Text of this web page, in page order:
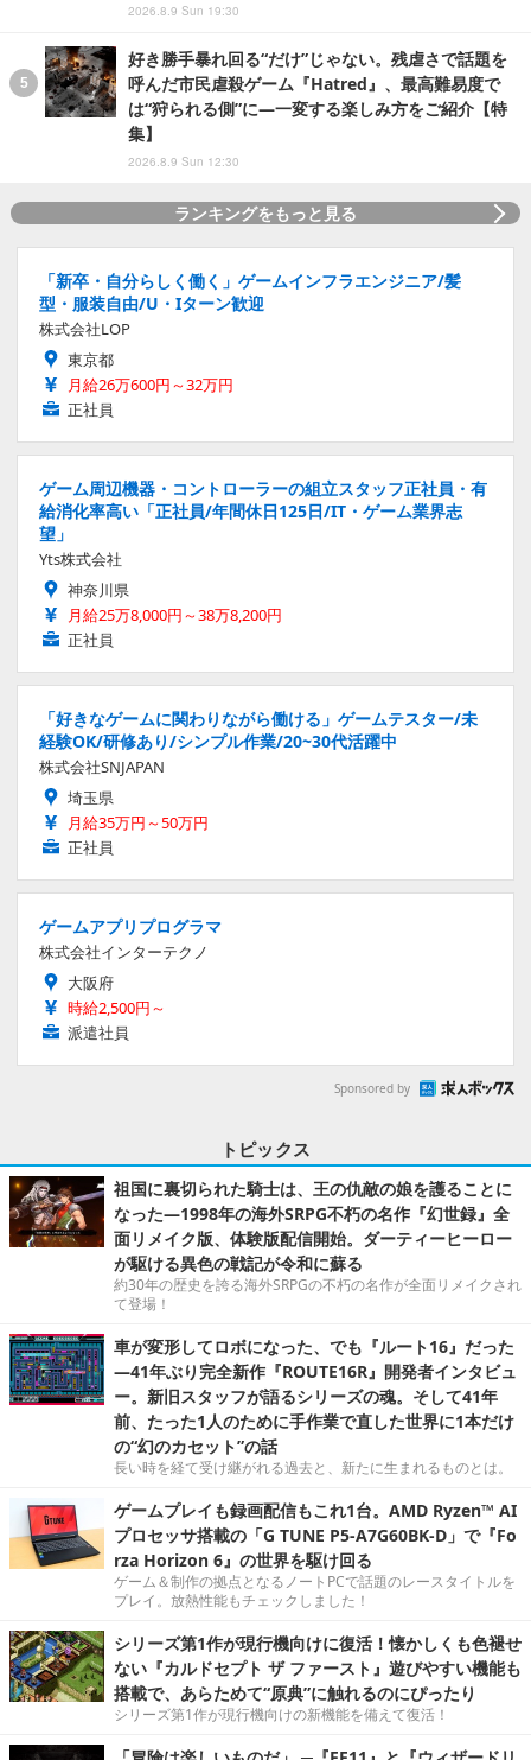
2026.8.9 Sun 19:30
好き勝手暴れ回る“だけ”じゃない。残虐さで話題を
呼んだ市民虐殺ゲーム『Hatred』、最高難易度で
は“狩られる側”に―一変する楽しみ方をご紹介【特
集】
2026.8.9 Sun 12:30
ランキングをもっと見る
「新卒・自分らしく働く」ゲームインフラエンジニア/髪
型・服装自由/U・Iターン歓迎
株式会社LOP
東京都
月給26万600円～32万円
正社員
ゲーム周辺機器・コントローラーの組立スタッフ正社員・有
給消化率高い「正社員/年間休日125日/IT・ゲーム業界志
望」
Yts株式会社
神奈川県
月給25万8,000円～38万8,200円
正社員
「好きなゲームに関わりながら働ける」ゲームテスター/未
経験OK/研修あり/シンプル作業/20~30代活躍中
株式会社SNJAPAN
埼玉県
月給35万円～50万円
正社員
ゲームアプリプログラマ
株式会社インターテクノ
大阪府
時給2,500円～
派遣社員
Sponsored by
トピックス
祖国に裏切られた騎士は、王の仇敵の娘を護ることに
なった―1998年の海外SRPG不朽の名作『幻世録』全
面リメイク版、体験版配信開始。ダーティーヒーロー
が駆ける異色の戦記が令和に蘇る
約30年の歴史を誇る海外SRPGの不朽の名作が全面リメイクされ
て登場！
車が変形してロボになった、でも『ルート16』だった
―41年ぶり完全新作『ROUTE16R』開発者インタビュ
ー。新旧スタッフが語るシリーズの魂。そして41年
前、たった1人のために手作業で直した世界に1本だけ
の“幻のカセット”の話
長い時を経て受け継がれる過去と、新たに生まれるものとは。
ゲームプレイも録画配信もこれ1台。AMD Ryzen™ AI
プロセッサ搭載の「G TUNE P5-A7G60BK-D」で『Fo
rza Horizon 6』の世界を駆け回る
ゲーム＆制作の拠点となるノートPCで話題のレースタイトルを
プレイ。放熱性能もチェックしました！
シリーズ第1作が現行機向けに復活！懐かしくも色褪せ
ない『カルドセプト ザ ファースト』遊びやすい機能も
搭載で、あらためて“原典”に触れるのにぴったり
シリーズ第1作が現行機向けの新機能を備えて復活！